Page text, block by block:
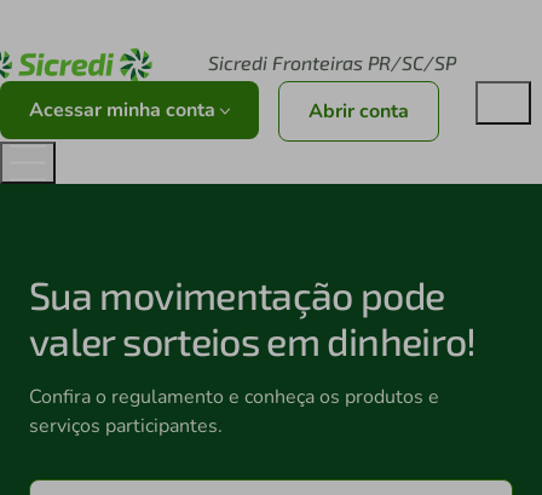
Sicredi Fronteiras PR/SC/SP
Acessar minha conta Abrir conta
Sua movimentação pode
valer sorteios em dinheiro!
Confira o regulamento e conheça os produtos e
serviços participantes.